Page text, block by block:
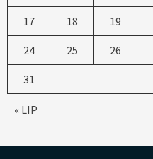
« LIP
17 18 19
24 25 26
31